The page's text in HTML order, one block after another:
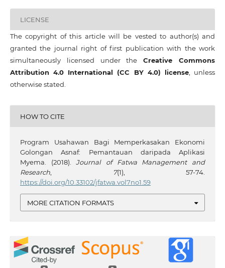
LICENSE
The copyright of this article will be vested to author(s) and
granted the journal right of first publication with the work
simultaneously licensed under theCreative Commons
Attribution 4.0 International (CC BY 4.0) license, unless
otherwise stated.
HOW TO CITE
Program Usahawan Bagi Memperkasakan Ekonomi
Golongan Asnaf: Pemantauan daripada Aplikasi
Myema. (2018).Journal of Fatwa Management and
Research, 7(1), 57-74.
https://doi.org/10.33102/jfatwa.vol7no1.59
MORE CITATION FORMATS